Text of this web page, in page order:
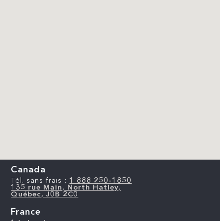
Canada
Tél. sans frais : 1 888 250-1850
135 rue Main, North Hatley,
Québec, J0B 2C0
France